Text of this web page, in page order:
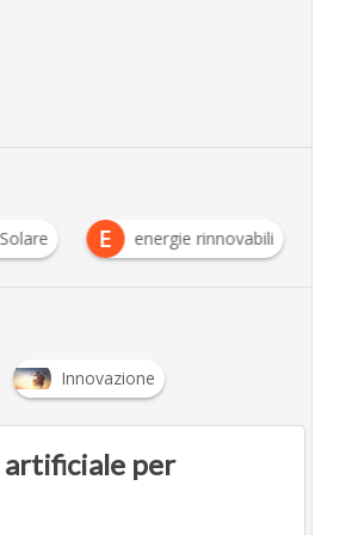
E energie rinnovabili
Innovazione
artificiale per